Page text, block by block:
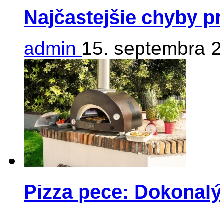
Najčastejšie chyby
admin 15. septembra
Pizza pece: